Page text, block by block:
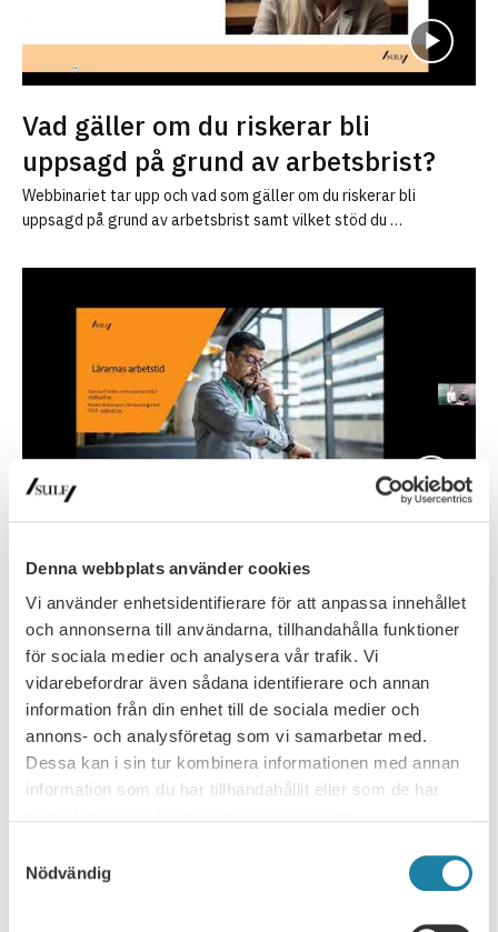
Denna webbplats använder cookies
Vi använder enhetsidentifierare för att anpassa innehållet
och annonserna till användarna, tillhandahålla funktioner
för sociala medier och analysera vår trafik. Vi
vidarebefordrar även sådana identifierare och annan
information från din enhet till de sociala medier och
annons- och analysföretag som vi samarbetar med.
Dessa kan i sin tur kombinera informationen med annan
information som du har tillhandahållit eller som de har
Nödvändig
Vad gäller om du riskerar bli
uppsagd på grund av arbetsbrist?
Webbinariet tar upp och vad som gäller om du riskerar bli
uppsagd på grund av arbetsbrist samt vilket stöd du …
Ett gränslöst arbete?
Det känns som att jag alltid jobbar över men aldrig får någon
kompensation för tiden, hur fungerar egentligen
universitetslärarnas årsarbetstid? …